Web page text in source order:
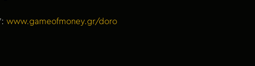
www.gameofmoney.gr/doro